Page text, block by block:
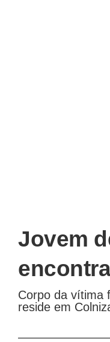
Jovem
Corpo da vítima
reside em